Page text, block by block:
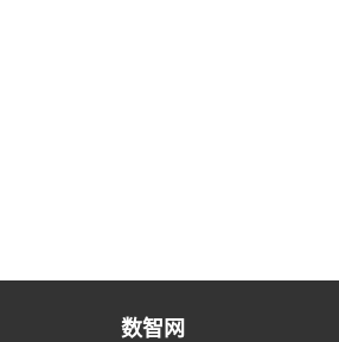
数智网